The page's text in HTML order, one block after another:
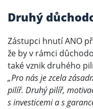
Druhý
Zástupci hnutí ANO
že by v rámci
také vznik druhého
„Pro nás je zcela
pilíř. Druhý pilíř,
s investicemi a s